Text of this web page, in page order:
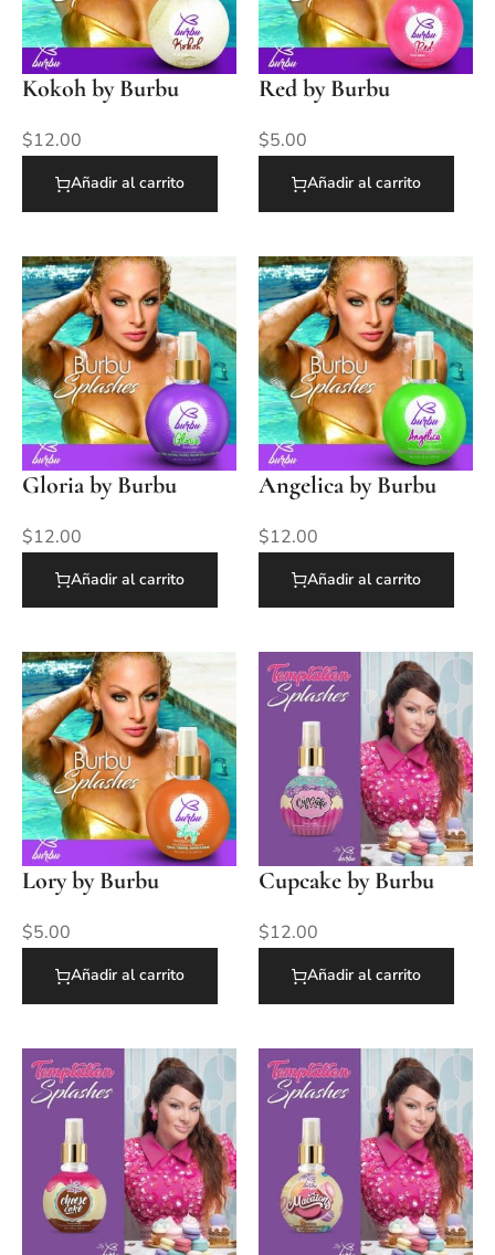
Kokoh by Burbu
$12.00
Añadir al carrito
Red by Burbu
$5.00
Añadir al carrito
Gloria by Burbu
$12.00
Añadir al carrito
Angelica by Burbu
$12.00
Añadir al carrito
Lory by Burbu
$5.00
Añadir al carrito
Cupcake by Burbu
$12.00
Añadir al carrito